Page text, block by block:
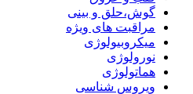
گوش،حلق و بینی
مراقبت های ویژه
میکروبیولوژی
نورولوژی
هماتولوژی
ویروس شناسی